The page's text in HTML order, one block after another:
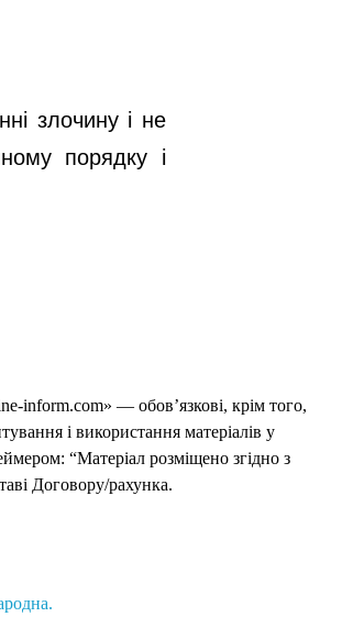
злочину і не
порядку і
inform.com» — обов’язкові, крім того,
і використання матеріалів у
“Матеріал розміщено згідно з
Договору/рахунка.